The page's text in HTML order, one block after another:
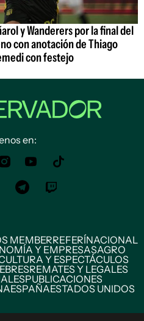
y Wanderers por la final del
con anotación de Thiago
con festejo
en:
MEMBERREFERÍNACIONAL
Y EMPRESASAGRO
Y ESPECTÁCULOS
REMATES Y LEGALES
PUBLICACIONES
ESPAÑAESTADOS UNIDOS